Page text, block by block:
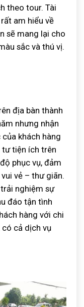
theo tour. Tài
am hiểu về
sẽ mang lại cho
sắc và thú vị.
địa bàn thành
nhưng nhận
khách hàng
tư tiện ích trên
phục vụ, đảm
vẻ – thư giãn.
nghiệm sự
đáo tận tình
hàng với chi
có cả dịch vụ